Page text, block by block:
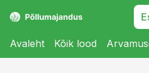
Avaleht Kõik lood